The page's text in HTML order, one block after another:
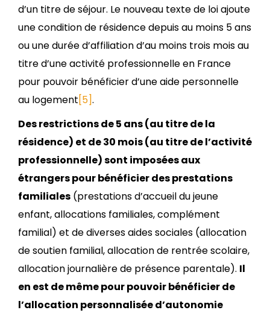
d’un titre de séjour. Le nouveau texte de loi ajoute
une condition de résidence depuis au moins 5 ans
ou une durée d’affiliation d’au moins trois mois au
titre d’une activité professionnelle en France
pour pouvoir bénéficier d’une aide personnelle
au logement[5].
Des restrictions de 5 ans (au titre de la
résidence) et de 30 mois (au titre de l’activité
professionnelle) sont imposées aux
étrangers pour bénéficier des prestations
familiales (prestations d’accueil du jeune
enfant, allocations familiales, complément
familial) et de diverses aides sociales (allocation
de soutien familial, allocation de rentrée scolaire,
allocation journalière de présence parentale). Il
en est de même pour pouvoir bénéficier de
l’allocation personnalisée d’autonomie